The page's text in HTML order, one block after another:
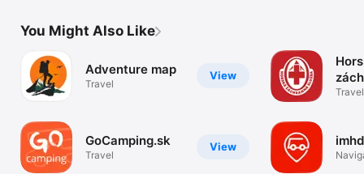
You Might Also Like
View
Adventure map
Travel
View
GoCamping.sk
Travel
Travel